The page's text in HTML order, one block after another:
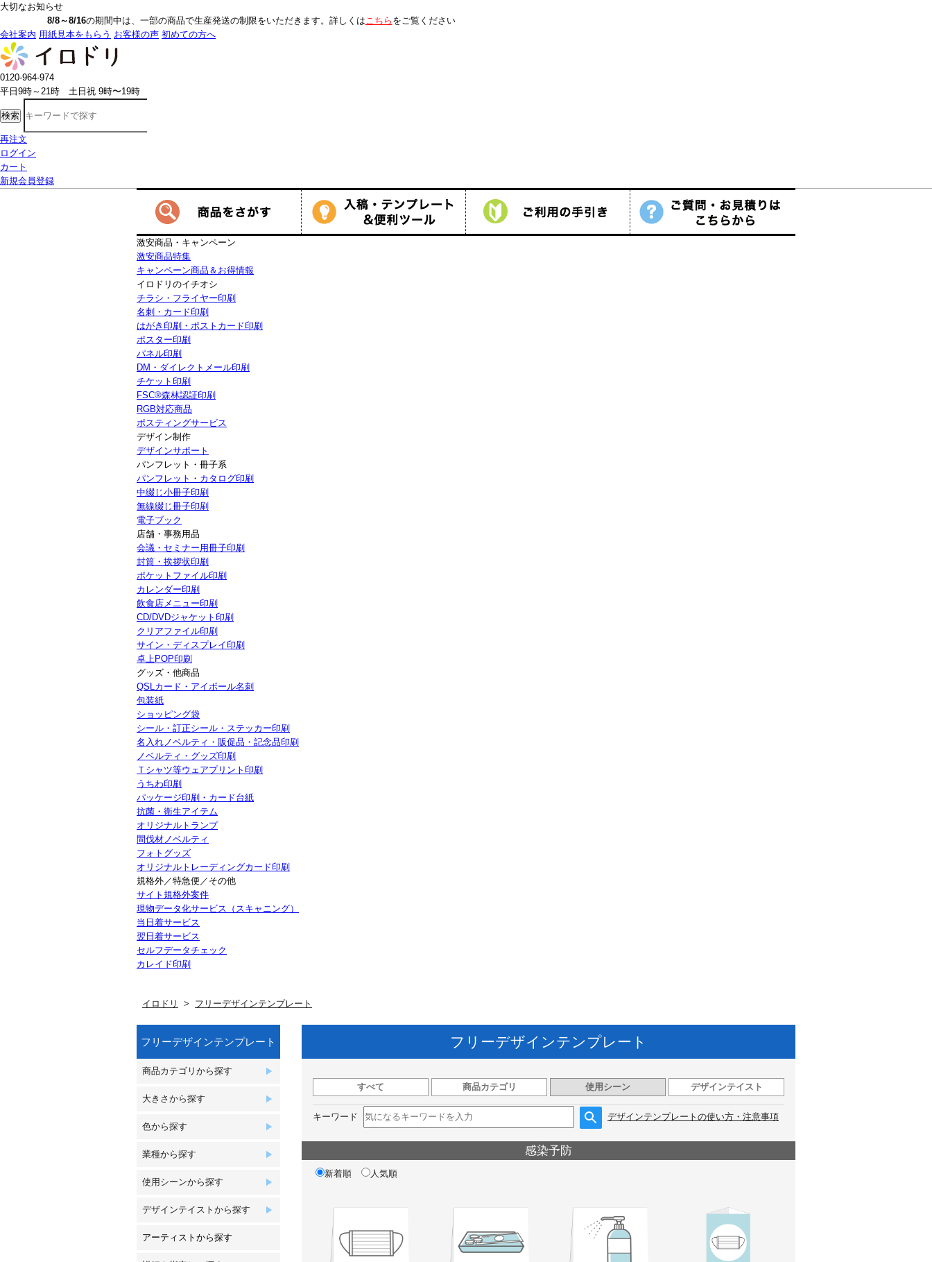
大切なお知らせ
の期間中は、一部の商品で生産発送の制限をいただきます。詳しくはこちらをご覧ください
会社案内 用紙見本をもらう お客様の声 初めての方へ
0120-964-974
平日9時～21時 土日祝 9時〜19時
検索
再注文
ログイン
カート
新規会員登録
激安商品・キャンペーン
激安商品特集
キャンペーン商品＆お得情報
イロドリのイチオシ
チラシ・フライヤー印刷
名刺・カード印刷
はがき印刷・ポストカード印刷
ポスター印刷
パネル印刷
DM・ダイレクトメール印刷
チケット印刷
FSC®森林認証印刷
RGB対応商品
ポスティングサービス
デザイン制作
デザインサポート
パンフレット・冊子系
パンフレット・カタログ印刷
中綴じ小冊子印刷
無線綴じ冊子印刷
電子ブック
店舗・事務用品
会議・セミナー用冊子印刷
封筒・挨拶状印刷
ポケットファイル印刷
カレンダー印刷
飲食店メニュー印刷
CD/DVDジャケット印刷
クリアファイル印刷
サイン・ディスプレイ印刷
卓上POP印刷
グッズ・他商品
QSLカード・アイボール名刺
包装紙
ショッピング袋
シール・訂正シール・ステッカー印刷
名入れノベルティ・販促品・記念品印刷
ノベルティ・グッズ印刷
Ｔシャツ等ウェアプリント印刷
うちわ印刷
パッケージ印刷・カード台紙
抗菌・衛生アイテム
オリジナルトランプ
間伐材ノベルティ
フォトグッズ
オリジナルトレーディングカード印刷
規格外／特急便／その他
サイト規格外案件
現物データ化サービス（スキャニング）
当日着サービス
翌日着サービス
セルフデータチェック
カレイド印刷
イロドリ フリーデザインテンプレート
フリーデザインテンプレート
商品カテゴリから探す
大きさから探す
色から探す
業種から探す
使用シーンから探す
デザインテイストから探す
アーティストから探す
フリーデザインテンプレート
すべて 商品カテゴリ 使用シーン デザインテイスト
キーワード デザインテンプレートの使い方・注意事項
感染予防
新着順 人気順